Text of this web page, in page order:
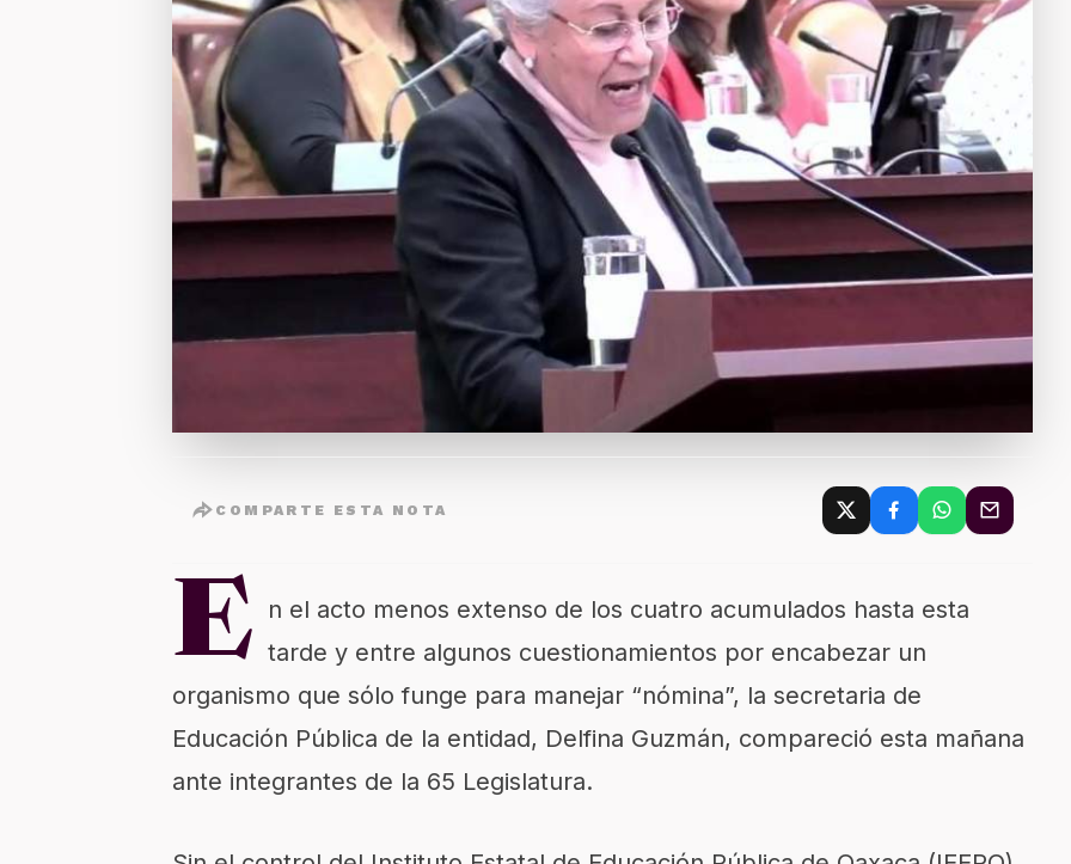
COMPARTE ESTA NOTA
E
n el acto menos extenso de los cuatro acumulados hasta esta
tarde y entre algunos cuestionamientos por encabezar un
organismo que sólo funge para manejar “nómina”, la secretaria de
Educación Pública de la entidad, Delfina Guzmán, compareció esta mañana
ante integrantes de la 65 Legislatura.